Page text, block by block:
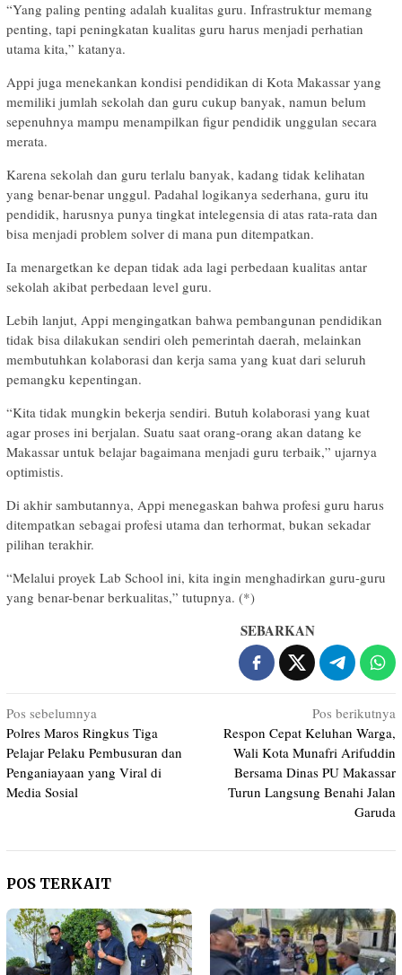
“Yang paling penting adalah kualitas guru. Infrastruktur memang
penting, tapi peningkatan kualitas guru harus menjadi perhatian
utama kita,” katanya.
Appi juga menekankan kondisi pendidikan di Kota Makassar yang
memiliki jumlah sekolah dan guru cukup banyak, namun belum
sepenuhnya mampu menampilkan figur pendidik unggulan secara
merata.
Karena sekolah dan guru terlalu banyak, kadang tidak kelihatan
yang benar-benar unggul. Padahal logikanya sederhana, guru itu
pendidik, harusnya punya tingkat intelegensia di atas rata-rata dan
bisa menjadi problem solver di mana pun ditempatkan.
Ia menargetkan ke depan tidak ada lagi perbedaan kualitas antar
sekolah akibat perbedaan level guru.
Lebih lanjut, Appi mengingatkan bahwa pembangunan pendidikan
tidak bisa dilakukan sendiri oleh pemerintah daerah, melainkan
membutuhkan kolaborasi dan kerja sama yang kuat dari seluruh
pemangku kepentingan.
“Kita tidak mungkin bekerja sendiri. Butuh kolaborasi yang kuat
agar proses ini berjalan. Suatu saat orang-orang akan datang ke
Makassar untuk belajar bagaimana menjadi guru terbaik,” ujarnya
optimistis.
Di akhir sambutannya, Appi menegaskan bahwa profesi guru harus
ditempatkan sebagai profesi utama dan terhormat, bukan sekadar
pilihan terakhir.
“Melalui proyek Lab School ini, kita ingin menghadirkan guru-guru
yang benar-benar berkualitas,” tutupnya. (*)
SEBARKAN
Navigasi
pos
Pos sebelumnya
Polres Maros Ringkus Tiga
Pelajar Pelaku Pembusuran dan
Penganiayaan yang Viral di
Media Sosial
Pos berikutnya
Respon Cepat Keluhan Warga,
Wali Kota Munafri Arifuddin
Bersama Dinas PU Makassar
Turun Langsung Benahi Jalan
Garuda
POS TERKAIT